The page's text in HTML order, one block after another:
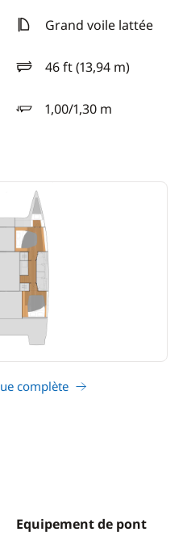
Grand voile lattée
46 ft (13,94 m)
longueur
1,00/1,30 m
tirant d'eau
complète
Equipement de pont